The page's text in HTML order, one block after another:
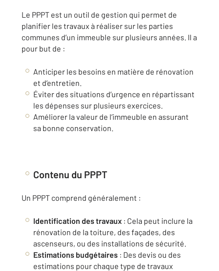
Le PPPT est un outil de gestion qui permet de
planifier les travaux à réaliser sur les parties
communes d’un immeuble sur plusieurs années. Il a
pour but de :
Anticiper les besoins en matière de rénovation
et d’entretien.
Éviter des situations d’urgence en répartissant
les dépenses sur plusieurs exercices.
Améliorer la valeur de l’immeuble en assurant
sa bonne conservation.
Contenu du PPPT
Un PPPT comprend généralement :
Identification des travaux : Cela peut inclure la
rénovation de la toiture, des façades, des
ascenseurs, ou des installations de sécurité.
Estimations budgétaires : Des devis ou des
estimations pour chaque type de travaux